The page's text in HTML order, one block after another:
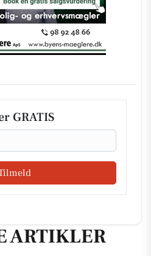
GRATIS
ARTIKLER